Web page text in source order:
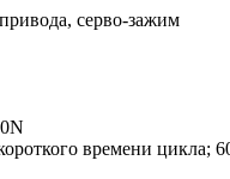
серво-зажим
времени цикла;